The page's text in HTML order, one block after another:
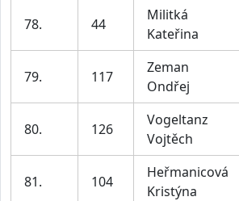
78. 44
Militká
Kateřina
79. 117
Zeman
Ondřej
80. 126
Vogeltanz
Vojtěch
81. 104
Heřmanicová
Kristýna